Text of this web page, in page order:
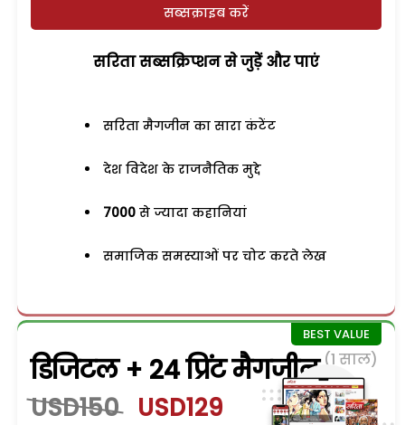
सब्सक्राइब करें
सरिता सब्सक्रिप्शन से जुड़ेें और पाएं
सरिता मैगजीन का सारा कंटेंट
देश विदेश के राजनैतिक मुद्दे
7000 से ज्यादा कहानियां
समाजिक समस्याओं पर चोट करते लेख
डिजिटल + 24 प्रिंट मैगजीन (1 साल)
USD150 USD129